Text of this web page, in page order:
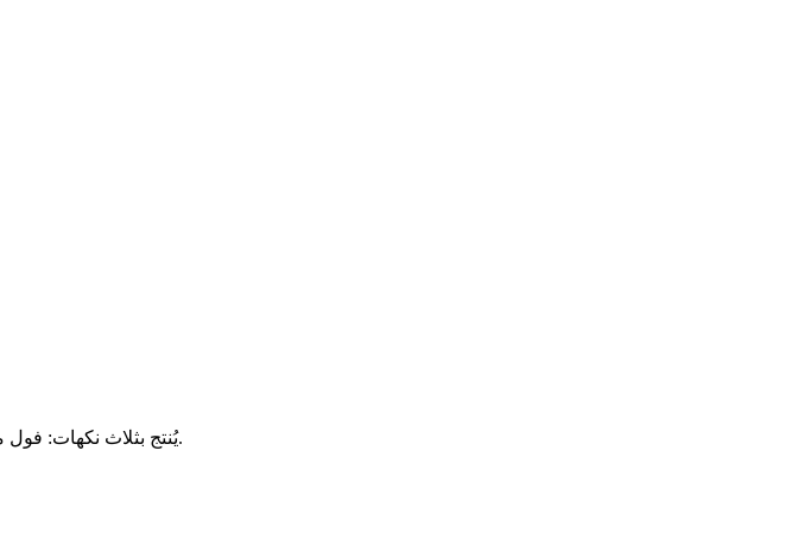
يُنتج بثلاث نكهات: فول مدمس بالخلطة السعودية، فول مدمس سادة ، وفول مدمس حار. يُعتبر فول المدمس من أطباق الإفطار.